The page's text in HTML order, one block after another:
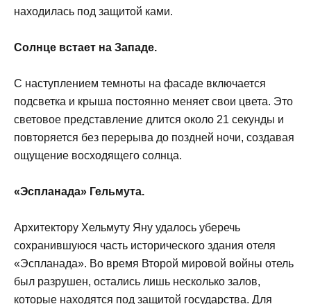
находилась под защитой ками.
Солнце встает на Западе.
С наступлением темноты на фасаде включается
подсветка и крыша постоянно меняет свои цвета. Это
световое представление длится около 21 секунды и
повторяется без перерыва до поздней ночи, создавая
ощущение восходящего солнца.
«Эспланада» Гельмута.
Архитектору Хельмуту Яну удалось уберечь
сохранившуюся часть исторического здания отеля
«Эспланада». Во время Второй мировой войны отель
был разрушен, остались лишь несколько залов,
которые находятся под защитой государства. Для